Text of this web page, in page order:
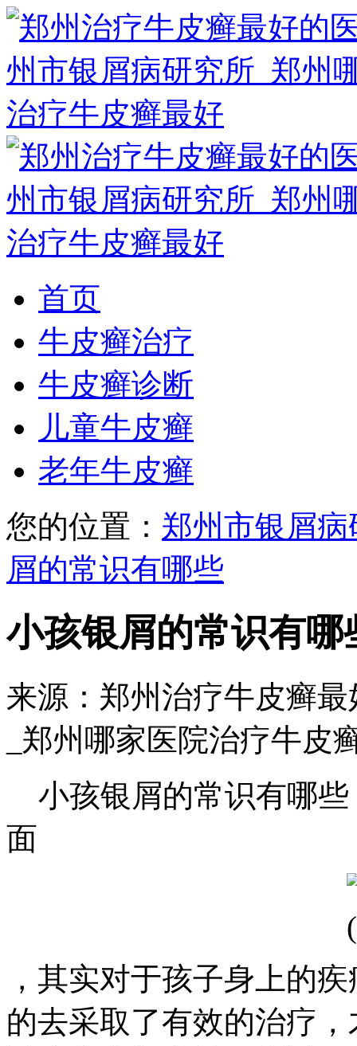
首页
牛皮癣治疗
牛皮癣诊断
儿童牛皮癣
老年牛皮癣
您的位置： 郑州市银屑病
屑的常识有哪些
小孩银屑的常识有哪
来源：郑州治疗牛皮癣
_郑州哪家医院治疗牛皮
小孩银屑的常识有哪些
面
，其实对于孩子身上的
的去采取了有效的治疗